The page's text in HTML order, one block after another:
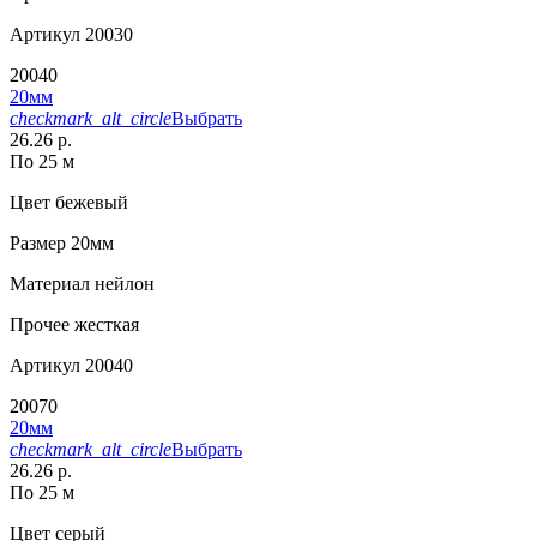
Артикул 20030
20040
20мм
checkmark_alt_circleВыбрать
26.26 р.
По 25 м
Цвет бежевый
Размер 20мм
Материал нейлон
Прочее жесткая
Артикул 20040
20070
20мм
checkmark_alt_circleВыбрать
26.26 р.
По 25 м
Цвет серый